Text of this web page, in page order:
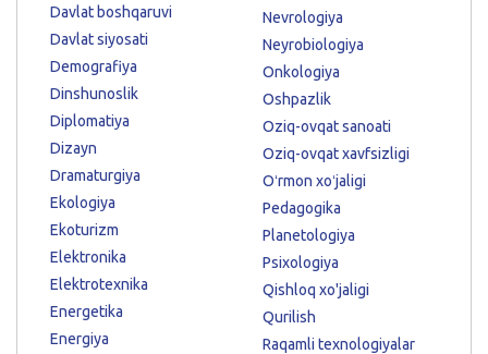
Davlat boshqaruvi
Davlat siyosati
Demografiya
Dinshunoslik
Diplomatiya
Dizayn
Dramaturgiya
Ekologiya
Ekoturizm
Elektronika
Elektrotexnika
Energetika
Energiya
Nevrologiya
Neyrobiologiya
Onkologiya
Oshpazlik
Oziq-ovqat sanoati
Oziq-ovqat xavfsizligi
Oʻrmon xoʻjaligi
Pedagogika
Planetologiya
Psixologiya
Qishloq xo'jaligi
Qurilish
Raqamli texnologiyalar